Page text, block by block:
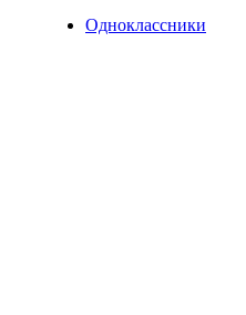
Одноклассники